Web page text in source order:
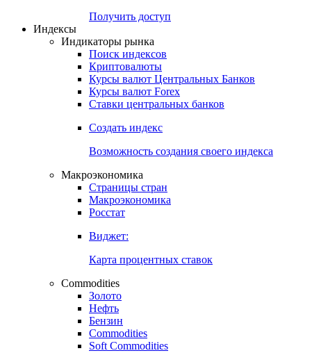
Получить доступ
Индексы
Индикаторы рынка
Поиск индексов
Криптовалюты
Курсы валют Центральных Банков
Курсы валют Forex
Ставки центральных банков
Создать индекс
Возможность создания своего индекса
Макроэкономика
Страницы стран
Макроэкономика
Росстат
Виджет:
Карта процентных ставок
Commodities
Золото
Нефть
Бензин
Commodities
Soft Commodities